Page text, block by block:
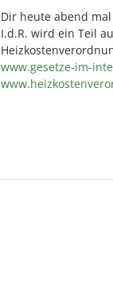
Dir heute abend
I.d.R. wird ein Teil
www.gesetze-im-